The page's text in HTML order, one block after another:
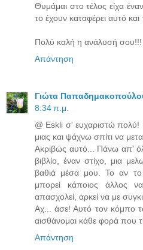
Θυμάμαι στο τέλος είχα
το έχουν καταφέρει αυτό και
Πολύ καλή η ανάλυσή σου!!!
Απάντηση
Γιώτα
8:34 π.μ.
@ Eskli σ' ευχαριστώ πολύ! Η
μιας και ψάχνω σπίτι να
Ακριβώς αυτό... Πάνω απ'
βιβλίο, έναν στίχο, μια
βαθιά μέσα μου. Το αν
μπορεί κάποιος άλλος
απασχολεί, αρκεί να με
Αχ... άσε! Αυτό τον κόμπο
αισθάνομαι κάθε φορά που
Απάντηση